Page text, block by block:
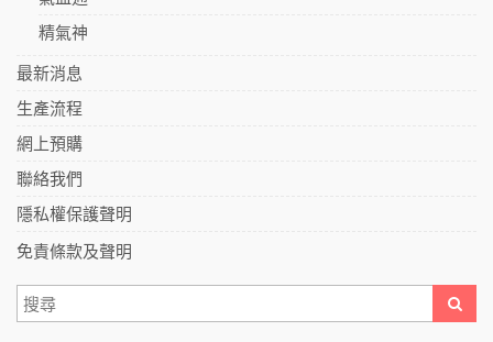
精氣神
最新消息
生產流程
網上預購
聯絡我們
隱私權保護聲明
免責條款及聲明